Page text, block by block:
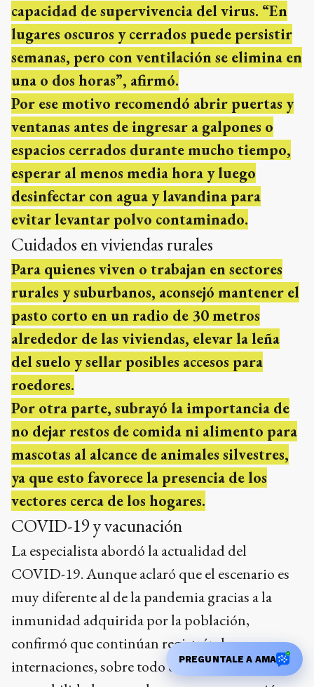
capacidad de supervivencia del virus. “En
lugares oscuros y cerrados puede persistir
semanas, pero con ventilación se elimina en
una o dos horas”, afirmó.
Por ese motivo recomendó abrir puertas y
ventanas antes de ingresar a galpones o
espacios cerrados durante mucho tiempo,
esperar al menos media hora y luego
desinfectar con agua y lavandina para
evitar levantar polvo contaminado.
Cuidados en viviendas rurales
Para quienes viven o trabajan en sectores
rurales y suburbanos, aconsejó mantener el
pasto corto en un radio de 30 metros
alrededor de las viviendas, elevar la leña
del suelo y sellar posibles accesos para
roedores.
Por otra parte, subrayó la importancia de
no dejar restos de comida ni alimento para
mascotas al alcance de animales silvestres,
ya que esto favorece la presencia de los
vectores cerca de los hogares.
COVID-19 y vacunación
La especialista abordó la actualidad del
COVID-19. Aunque aclaró que el escenario es
muy diferente al de la pandemia gracias a la
inmunidad adquirida por la población,
confirmó que continúan registrándose
internaciones, sobre todo en personas con
PREGUNTALE A AMA